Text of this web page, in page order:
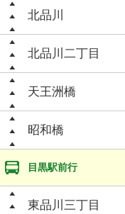
北品川
北品川二丁目
天王洲橋
昭和橋
目黒駅前行
東品川三丁目